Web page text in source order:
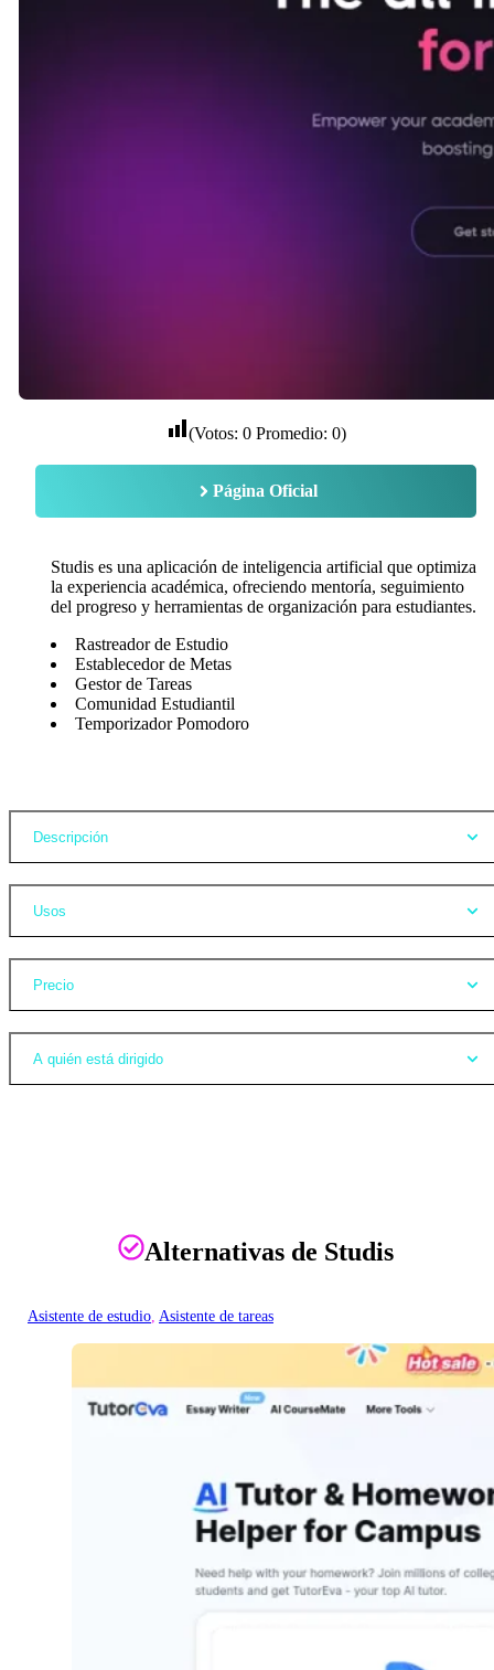
(Votos: 0Promedio: 0)
Página Oficial
Studis es una aplicación de inteligencia artificial que optimiza
la experiencia académica, ofreciendo mentoría, seguimiento
del progreso y herramientas de organización para estudiantes.
Rastreador de Estudio
Establecedor de Metas
Gestor de Tareas
Comunidad Estudiantil
Temporizador Pomodoro
Descripción
Usos
Precio
A quién está dirigido
Alternativas de Studis
Asistente de estudio, Asistente de tareas